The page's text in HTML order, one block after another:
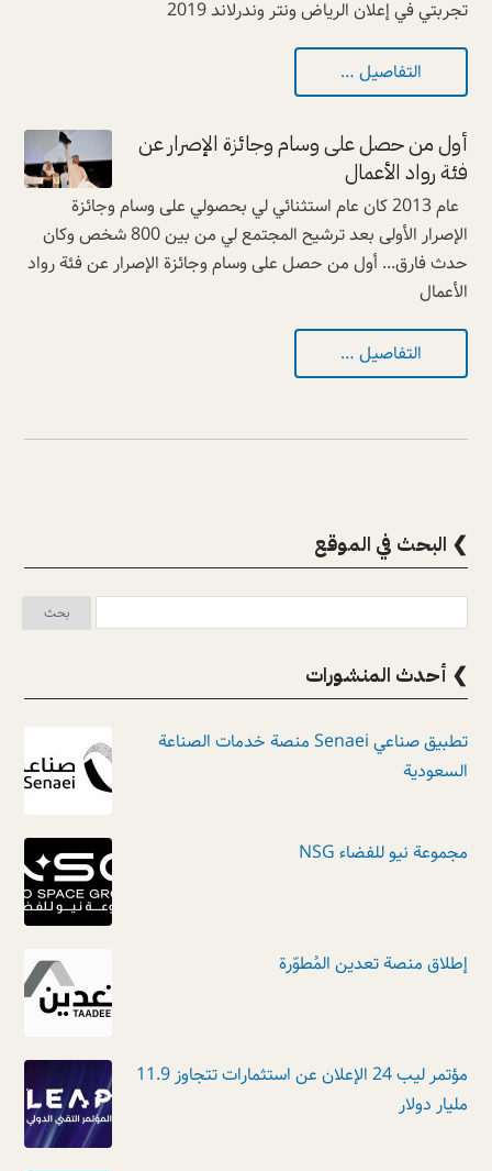
تجربتي في إعلان الرياض ونتر وندرلاند 2019
التفاصيل …
أول من حصل على وسام وجائزة الإصرار عن
فئة رواد الأعمال
عام 2013 كان عام استثنائي لي بحصولي على وسام وجائزة
الإصرار الأولى بعد ترشيح المجتمع لي من بين 800 شخص وكان
حدث فارق... أول من حصل على وسام وجائزة الإصرار عن فئة رواد
الأعمال
التفاصيل …
❯ البحث في الموقع
❯ أحدث المنشورات
تطبيق صناعي Senaei منصة خدمات الصناعة
السعودية
مجموعة نيو للفضاء NSG
إطلاق منصة تعدين المُطوّرة
مؤتمر ليب 24 الإعلان عن استثمارات تتجاوز 11.9
مليار دولار